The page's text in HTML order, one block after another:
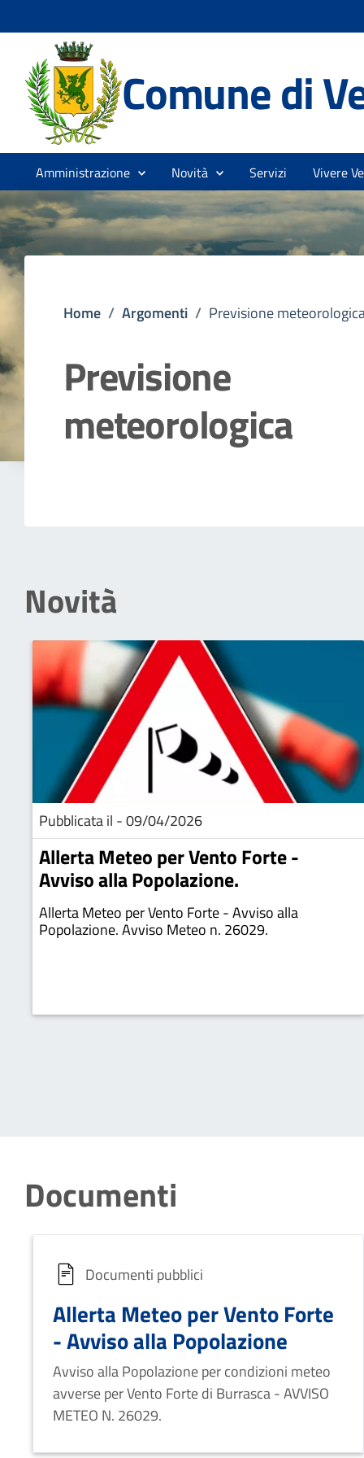
Comune di
Amministrazione Novità Servizi Vivere
Home / Argomenti / Previsione
Previsione
meteorologica
Novità
Pubblicata il - 09/04/2026
Allerta Meteo per Vento Forte -
Avviso alla Popolazione.
Allerta Meteo per Vento Forte - Avviso alla
Popolazione. Avviso Meteo n. 26029.
Documenti
Documenti pubblici
Allerta Meteo per Vento Forte
- Avviso alla Popolazione
Avviso alla Popolazione per condizioni meteo
avverse per Vento Forte di Burrasca - AVVISO
METEO N. 26029.